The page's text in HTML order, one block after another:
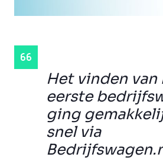
Het vinden van
eerste
ging
snel via